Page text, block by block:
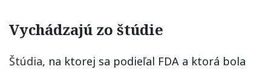
Vychádzajú zo štúdie
Štúdia, na ktorej sa podieľal FDA a ktorá bola